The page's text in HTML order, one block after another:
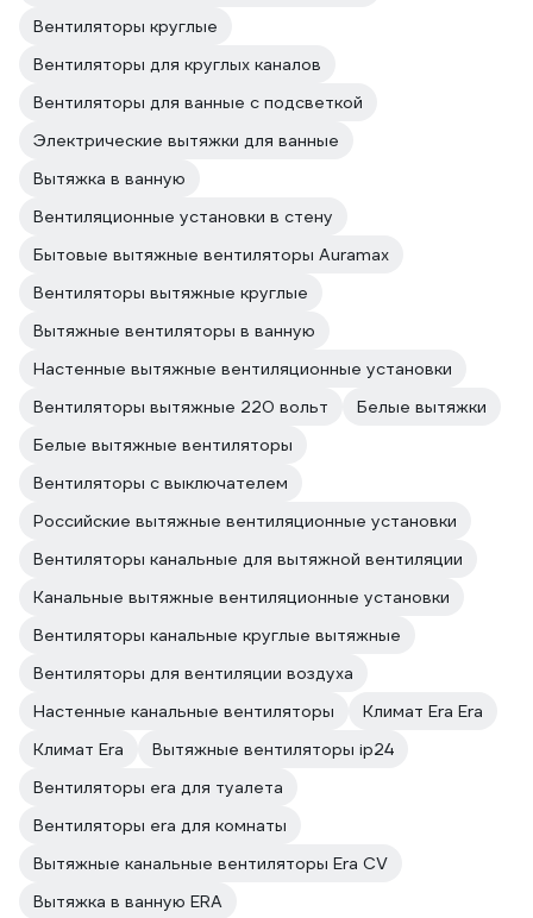
Вентиляторы круглые
Вентиляторы для круглых каналов
Вентиляторы для ванные с подсветкой
Электрические вытяжки для ванные
Вытяжка в ванную
Вентиляционные установки в стену
Бытовые вытяжные вентиляторы Auramax
Вентиляторы вытяжные круглые
Вытяжные вентиляторы в ванную
Настенные вытяжные вентиляционные установки
Вентиляторы вытяжные 220 вольт
Белые вытяжки
Белые вытяжные вентиляторы
Вентиляторы с выключателем
Российские вытяжные вентиляционные установки
Вентиляторы канальные для вытяжной вентиляции
Канальные вытяжные вентиляционные установки
Вентиляторы канальные круглые вытяжные
Вентиляторы для вентиляции воздуха
Настенные канальные вентиляторы
Климат Era Era
Климат Era
Вытяжные вентиляторы ip24
Вентиляторы era для туалета
Вентиляторы era для комнаты
Вытяжные канальные вентиляторы Era CV
Вытяжка в ванную ERA